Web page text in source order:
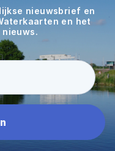
nieuwsbrief en
en het